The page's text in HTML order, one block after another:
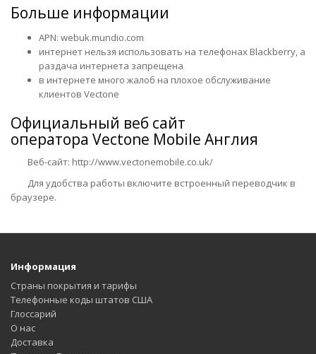
Больше информации
APN: webuk.mundio.com
интернет нельзя использовать на телефонах Blackberry, а
раздача интернета запрещена
в интернете много жалоб на плохое обслуживание
клиентов Vectone
Официальный веб сайт
оператора Vectone Mobile Англия
Веб-сайт: http://www.vectonemobile.co.uk/
Для удобства работы включите встроенный переводчик в
браузере.
Информация
Страны покрытия и тарифы
Телефонные коды штатов США
Глоссарий
О нас
Доставка